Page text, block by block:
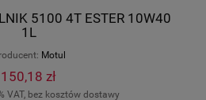
5100 4T ESTER 10W40
1L
Motul
150,18 zł
VAT, bez kosztów dostawy